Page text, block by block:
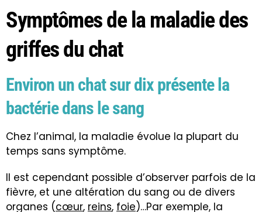
Symptômes de la maladie des
griffes du chat
Environ un chat sur dix présente la
bactérie dans le sang
Chez l’animal, la maladie évolue la plupart du
temps sans symptôme.
Il est cependant possible d’observer parfois de la
fièvre, et une altération du sang ou de divers
organes (cœur, reins, foie)…Par exemple, la